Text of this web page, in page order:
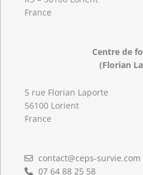
France
Centre de
(Florian
5 rue Florian Laporte
56100 Lorient
France
contact@ceps-survie.com
07 64 88 25 58